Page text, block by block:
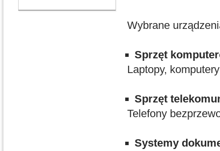
Wybrane
Sprzęt
Laptopy,
Sprzęt
Telefony
Systemy